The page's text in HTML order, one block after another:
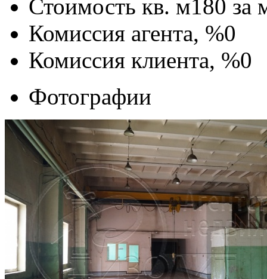
Стоимость кв. м180 за
Комиссия агента, %0
Комиссия клиента, %0
Фотографии